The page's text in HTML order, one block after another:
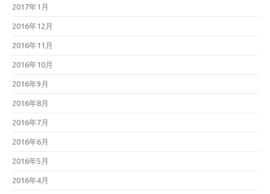
2017年1月
2016年12月
2016年11月
2016年10月
2016年9月
2016年8月
2016年7月
2016年6月
2016年5月
2016年4月